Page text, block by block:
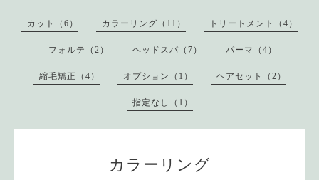
カット（6） カラーリング（11） トリートメント（4）
フォルテ（2） ヘッドスパ（7） パーマ（4）
縮毛矯正（4） オプション（1） ヘアセット（2）
指定なし（1）
カラーリング